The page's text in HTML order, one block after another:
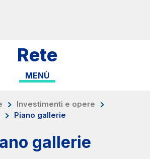
noi
Rete
MENÙ
Investimenti e opere
Piano gallerie
gallerie